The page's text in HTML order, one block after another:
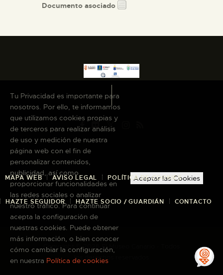
Documento asociado
MAPA WEB AVISO LEGAL POLÍTICA DE COOKIES
HAZTE SEGUIDOR HAZTE SOCIO / GUARDIÁN CONTACTO
Copyright © 2026 El Museo Canario · Todos
los derechos reservados
Tu Privacidad es importante para
nosotros. Por ello, te informamos
que utilizamos cookies propias y
de terceros para realizar análisis
de uso y medición de nuestra
página web con el fin de
personalizar contenidos,
publicidad, así como
proporcionar funcionalidades en
las redes sociales o analizar
nuestro tráfico. Para continuar
acepta la configuración de
nuestras cookies. Puede obtener
más información, o bien conocer
cómo cambiar la configuración,
en nuestra Política de cookies
Aceptar las Cookies